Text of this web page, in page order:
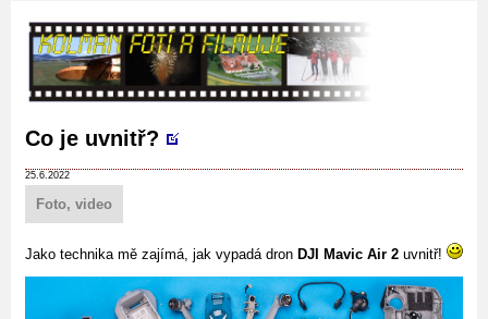
Co je uvnitř?
25.6.2022
Foto, video
Jako technika mě zajímá, jak vypadá dron DJI Mavic Air 2 uvnitř!